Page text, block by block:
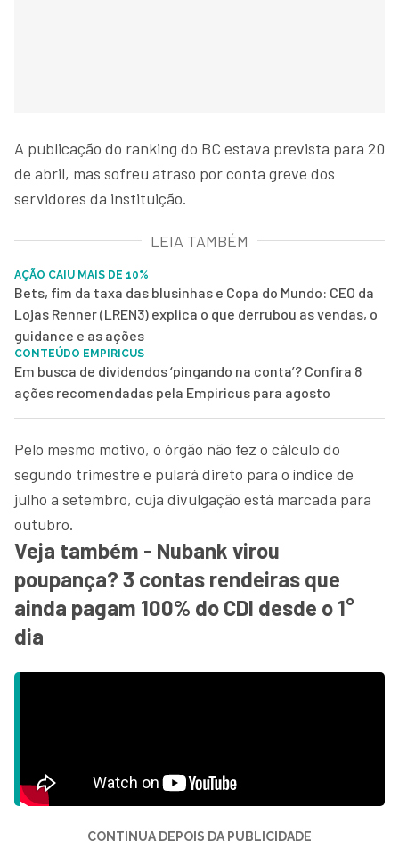
A publicação do ranking do BC estava prevista para 20
de abril, mas sofreu atraso por conta greve dos
servidores da instituição.
LEIA TAMBÉM
AÇÃO CAIU MAIS DE 10%
Bets, fim da taxa das blusinhas e Copa do Mundo: CEO da
Lojas Renner (LREN3) explica o que derrubou as vendas, o
guidance e as ações
CONTEÚDO EMPIRICUS
Em busca de dividendos ‘pingando na conta’? Confira 8
ações recomendadas pela Empiricus para agosto
Pelo mesmo motivo, o órgão não fez o cálculo do
segundo trimestre e pulará direto para o índice de
julho a setembro, cuja divulgação está marcada para
outubro.
Veja também - Nubank virou
poupança? 3 contas rendeiras que
ainda pagam 100% do CDI desde o 1°
dia
CONTINUA DEPOIS DA PUBLICIDADE